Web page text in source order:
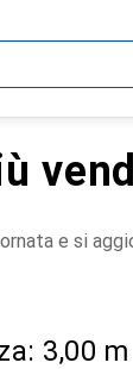
e si
3,00 m